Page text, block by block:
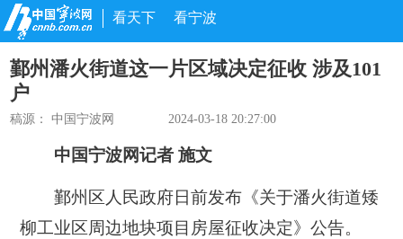
看天下 看宁波
鄞州潘火街道这一片区域决定征收 涉及101
户
稿源： 中国宁波网 2024-03-18 20:27:00
中国宁波网记者 施文
鄞州区人民政府日前发布《关于潘火街道矮
柳工业区周边地块项目房屋征收决定》公告。